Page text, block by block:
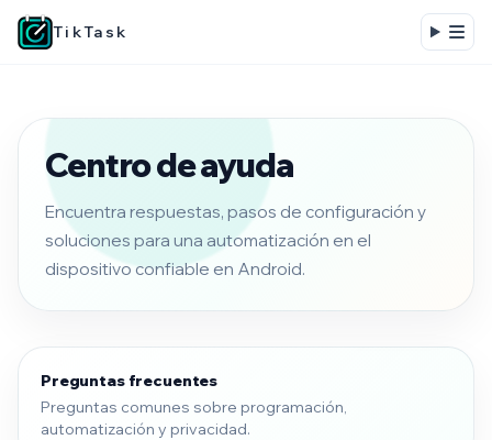
TikTask
Centro de ayuda
Encuentra respuestas, pasos de configuración y
soluciones para una automatización en el
dispositivo confiable en Android.
Preguntas frecuentes
Preguntas comunes sobre programación,
automatización y privacidad.